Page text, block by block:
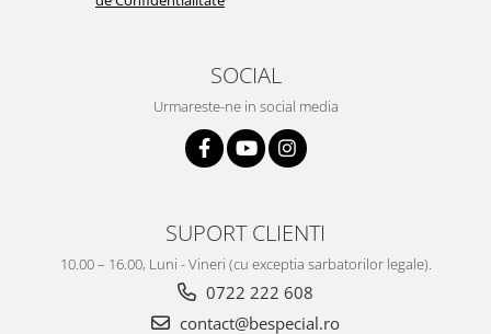
SOCIAL
Urmareste-ne in social media
SUPORT CLIENTI
10.00 – 16.00, Luni - Vineri (cu exceptia sarbatorilor legale).
0722 222 608
contact@bespecial.ro